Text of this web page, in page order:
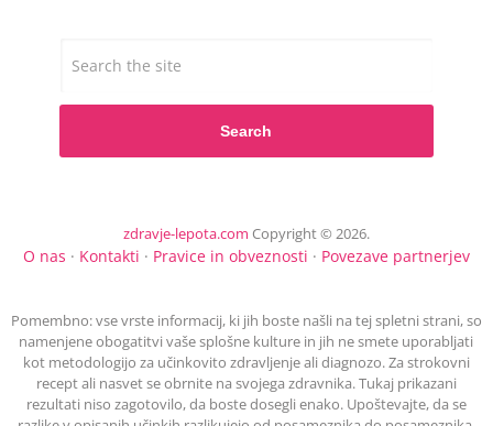
Search
zdravje-lepota.com Copyright © 2026.
O nas · Kontakti · Pravice in obveznosti · Povezave partnerjev
Pomembno: vse vrste informacij, ki jih boste našli na tej spletni strani, so
namenjene obogatitvi vaše splošne kulture in jih ne smete uporabljati
kot metodologijo za učinkovito zdravljenje ali diagnozo. Za strokovni
recept ali nasvet se obrnite na svojega zdravnika. Tukaj prikazani
rezultati niso zagotovilo, da boste dosegli enako. Upoštevajte, da se